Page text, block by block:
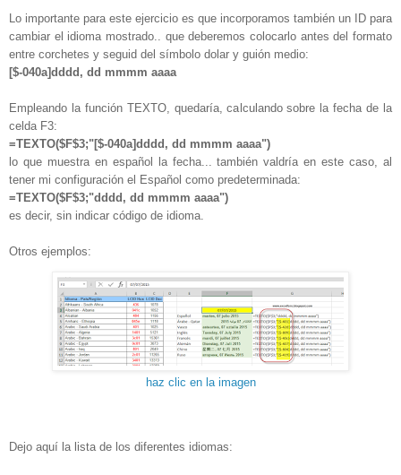
Lo importante para este ejercicio es que incorporamos también un ID para
cambiar el idioma mostrado.. que deberemos colocarlo antes del formato
entre corchetes y seguid del símbolo dolar y guión medio:
[$-040a]dddd, dd mmmm aaaa
Empleando la función TEXTO, quedaría, calculando sobre la fecha de la
celda F3:
=TEXTO($F$3;"[$-040a]dddd, dd mmmm aaaa")
lo que muestra en español la fecha... también valdría en este caso, al
tener mi configuración el Español como predeterminada:
=TEXTO($F$3;"dddd, dd mmmm aaaa")
es decir, sin indicar código de idioma.
Otros ejemplos:
haz clic en la imagen
Dejo aquí la lista de los diferentes idiomas: